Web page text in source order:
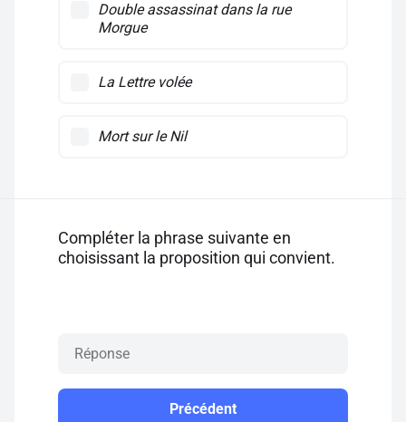
Double assassinat dans la rue
Morgue
La Lettre volée
Mort sur le Nil
Compléter la phrase suivante en
choisissant la proposition qui convient.
Précédent